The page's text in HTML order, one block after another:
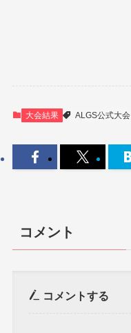
大会結果 ALGS公式大会
コメント
コメントする